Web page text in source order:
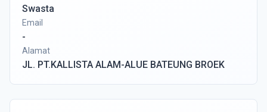
Swasta
Email
-
Alamat
JL. PT.KALLISTA ALAM-ALUE BATEUNG BROEK